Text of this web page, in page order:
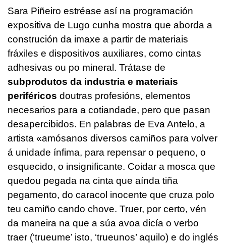
Sara Piñeiro estréase así na programación
expositiva de Lugo cunha mostra que aborda a
construción da imaxe a partir de materiais
fráxiles e dispositivos auxiliares, como cintas
adhesivas ou po mineral. Trátase de
subprodutos da industria e materiais
periféricos doutras profesións, elementos
necesarios para a cotiandade, pero que pasan
desapercibidos. En palabras de Eva Antelo, a
artista «amósanos diversos camiños para volver
á unidade ínfima, para repensar o pequeno, o
esquecido, o insignificante. Coidar a mosca que
quedou pegada na cinta que aínda tiña
pegamento, do caracol inocente que cruza polo
teu camiño cando chove. Truer, por certo, vén
da maneira na que a súa avoa dicía o verbo
traer (‘trueume’ isto, ‘trueunos’ aquilo) e do inglés